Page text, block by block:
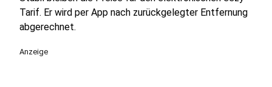
Tarif. Er wird per App nach zurückgelegter Entfernung
abgerechnet.
Anzeige